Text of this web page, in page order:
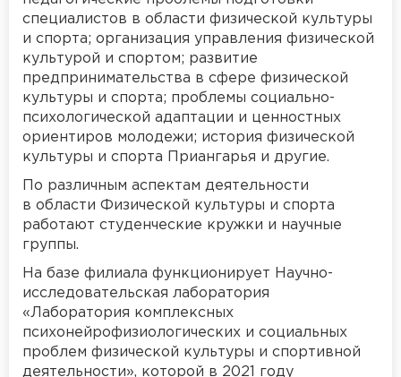
специалистов в области физической культуры
и спорта; организация управления физической
культурой и спортом; развитие
предпринимательства в сфере физической
культуры и спорта; проблемы социально-
психологической адаптации и ценностных
ориентиров молодежи; история физической
культуры и спорта Приангарья и другие.
По различным аспектам деятельности
в области Физической культуры и спорта
работают студенческие кружки и научные
группы.
На базе филиала функционирует Научно-
исследовательская лаборатория
«Лаборатория комплексных
психонейрофизиологических и социальных
проблем физической культуры и спортивной
деятельности», которой в 2021 году